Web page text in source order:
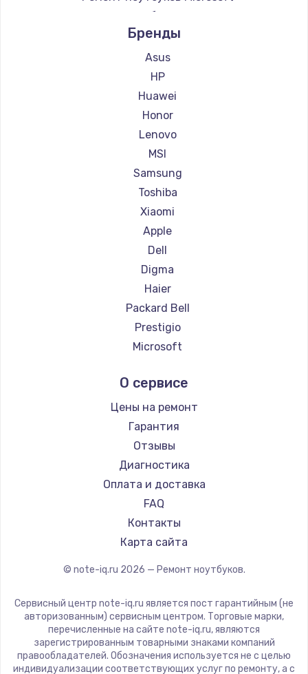
Ремонт ноутбуков Alienware
Ремонт ноутбуков Aquarius
Ремонт ноутбуков Gigabyte
Ремонт ноутбуков Aorus
Ремонт ноутбуков Maibenben
Ремонт ноутбуков Getac
Ремонт ноутбуков Epson
Ремонт ноутбуков Philips
Ремонт ноутбуков LG
Ремонт ноутбуков Panasonic
Ремонт ноутбуков Irbis
Ремонт ноутбуков Thunderobot
Ремонт ноутбуков Hasee
Ремонт ноутбуков ZTE
Ремонт ноутбуков Hiper
Ремонт ноутбуков Evga
Ремонт ноутбуков Google
Ремонт ноутбуков Echips
Ремонт ноутбуков Predator
Ремонт ноутбуков iru
Ремонт ноутбуков Machenike
Ремонт ноутбуков DEXP
Ремонт ноутбуков Teclast
Ремонт ноутбуков CHUWI
Ремонт ноутбуков Colorful
Бренды
Asus
HP
Huawei
Honor
Lenovo
MSI
Samsung
Toshiba
Xiaomi
Apple
Dell
Digma
Haier
Packard Bell
Prestigio
Microsoft
Aquarius
Gigabyte
Aorus
Maibenben
Getac
Epson
Philips
LG
Panasonic
ZTE
Hiper
Evga
О сервисе
Цены на ремонт
Гарантия
Отзывы
Диагностика
Оплата и доставка
FAQ
Контакты
Карта сайта
© note-iq.ru 2026 — Ремонт ноутбуков.
Сервисный центр note-iq.ru является пост гарантийным (не
авторизованным) сервисным центром. Торговые марки,
перечисленные на сайте note-iq.ru, являются
зарегистрированным товарными знаками компаний
правообладателей. Обозначения используется не с целью
индивидуализации соответствующих услуг по ремонту, а с